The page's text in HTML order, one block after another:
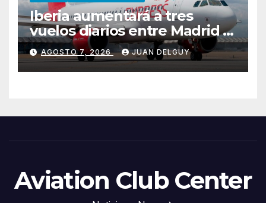
Iberia aumentará a tres
vuelos diarios entre Madrid y
Menorca durante el invierno
AGOSTO 7, 2026 JUAN DELGUY
Aviation Club Center